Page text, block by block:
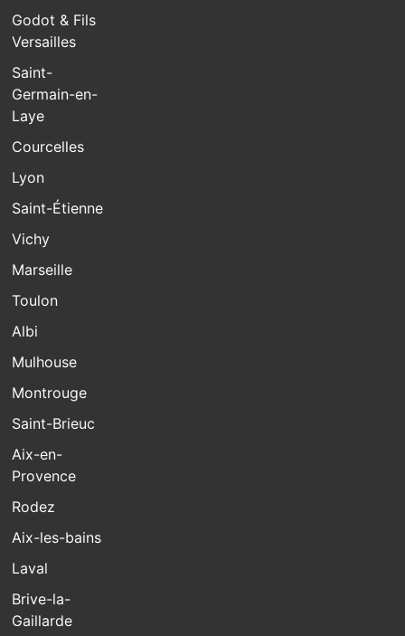
Godot & Fils
Versailles
Saint-
Germain-en-
Laye
Courcelles
Lyon
Saint-Étienne
Vichy
Marseille
Toulon
Albi
Mulhouse
Montrouge
Saint-Brieuc
Aix-en-
Provence
Rodez
Aix-les-bains
Laval
Brive-la-
Gaillarde